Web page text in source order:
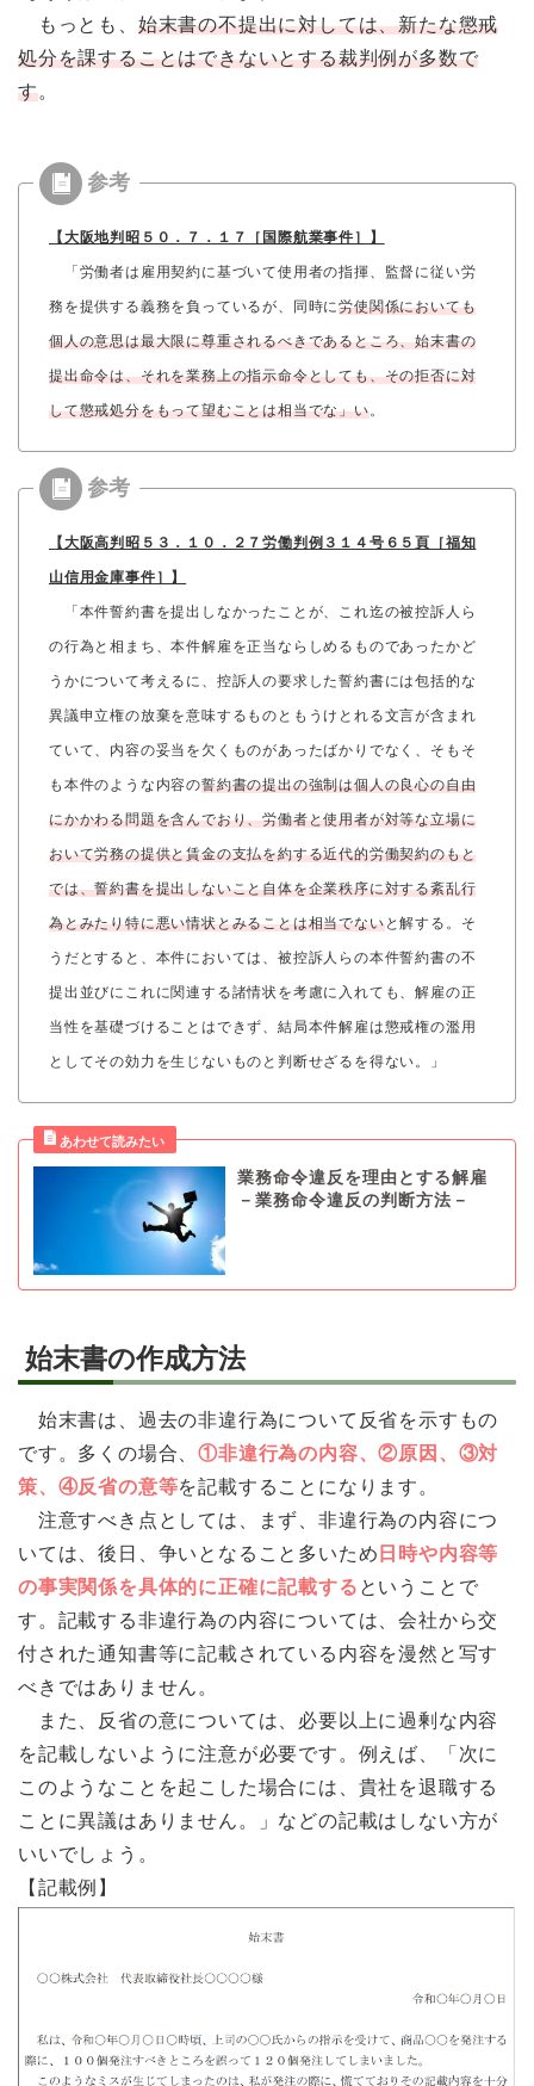
もっとも、 始末書の不提出に対しては、新たな懲戒
処分を課することはできないとする裁判例が多数で
す。
【大阪地判昭５０．７．１７［国際航業事件］】
「労働者は雇用契約に基づいて使用者の指揮、監督に従い労
務を提供する義務を負っているが、同時に労使関係においても
個人の意思は最大限に尊重されるべきであるところ、始末書の
提出命令は、それを業務上の指示命令としても、その拒否に対
して懲戒処分をもって望むことは相当でな」い。
【大阪高判昭５３．１０．２７労働判例３１４号６５頁［福知
山信用金庫事件］】
「本件誓約書を提出しなかったことが、これ迄の被控訴人ら
の行為と相まち、本件解雇を正当ならしめるものであったかど
うかについて考えるに、控訴人の要求した誓約書には包括的な
異議申立権の放棄を意味するものともうけとれる文言が含まれ
ていて、内容の妥当を欠くものがあったばかりでなく、そもそ
も本件のような内容の誓約書の提出の強制は個人の良心の自由
にかかわる問題を含んでおり、労働者と使用者が対等な立場に
おいて労務の提供と賃金の支払を約する近代的労働契約のもと
では、誓約書を提出しないこと自体を企業秩序に対する紊乱行
為とみたり特に悪い情状とみることは相当でないと解する。そ
うだとすると、本件においては、被控訴人らの本件誓約書の不
提出並びにこれに関連する諸情状を考慮に入れても、解雇の正
当性を基礎づけることはできず、結局本件解雇は懲戒権の濫用
としてその効力を生じないものと判断せざるを得ない。」
業務命令違反を理由とする解雇
－業務命令違反の判断方法－
始末書の作成方法
始末書は、過去の非違行為について反省を示すもの
です。多くの場合、①非違行為の内容、②原因、③対
策、④反省の意等を記載することになります。
注意すべき点としては、まず、非違行為の内容につ
いては、後日、争いとなること多いため 日時や内容等
の事実関係を具体的に正確に記載する ということで
す。記載する非違行為の内容については、会社から交
付された通知書等に記載されている内容を漫然と写す
べきではありません。
また、反省の意については、必要以上に過剰な内容
を記載しないように注意が必要です。例えば、「次に
このようなことを起こした場合には、貴社を退職する
ことに異議はありません。」などの記載はしない方が
いいでしょう。
【記載例】